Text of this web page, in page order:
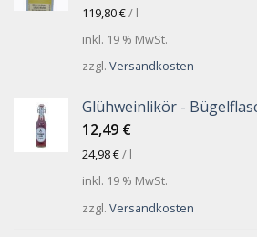
119,80€/ l
inkl. 19 % MwSt.
zzgl. Versandkosten
Glühweinlikör -
12,49 €
24,98€/ l
inkl. 19 % MwSt.
zzgl. Versandkosten